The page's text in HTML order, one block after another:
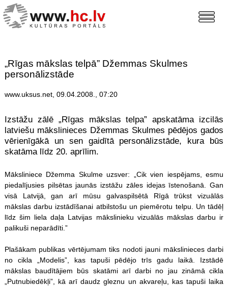
„Rīgas mākslas telpā” Džemmas Skulmes
personālizstāde
www.uksus.net, 09.04.2008., 07:20
Izstāžu zālē „Rīgas mākslas telpa” apskatāma izcilās
latviešu mākslinieces Džemmas Skulmes pēdējos gados
vērienīgākā un sen gaidītā personālizstāde, kura būs
skatāma līdz 20. aprīlim.
Māksliniece Džemma Skulme uzsver: „Cik vien iespējams, esmu
piedalījusies pilsētas jaunās izstāžu zāles idejas īstenošanā. Gan
visā Latvijā, gan arī mūsu galvaspilsētā Rīgā trūkst vizuālās
mākslas darbu izstādīšanai atbilstošu un piemērotu telpu. Un tādēļ
līdz šim liela daļa Latvijas mākslinieku vizuālās mākslas darbu ir
palikuši neparādīti.”
Plašākam publikas vērtējumam tiks nodoti jauni mākslinieces darbi
no cikla „Modelis”, kas tapuši pēdējo trīs gadu laikā. Izstādē
mākslas baudītājiem būs skatāmi arī darbi no jau zināmā cikla
„Putnubiedēkļi”, kā arī daudz gleznu un akvareļu, kas tapuši laika